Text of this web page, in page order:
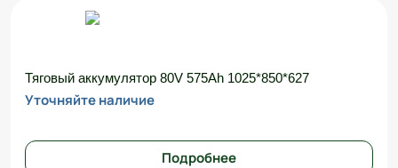
Тяговый аккумулятор 80V 575Ah 1025*850*627
Уточняйте наличие
Подробнее